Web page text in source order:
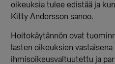
oikeuksia tulee edistää ja
KittyAndersson sanoo.
Hoitokäytännön ovat
lasten oikeuksien
ihmisoikeusvaltuutettu ja